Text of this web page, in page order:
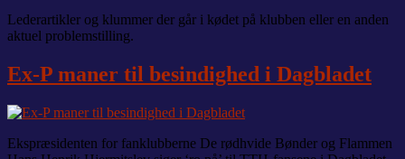
Lederartikler og klummer der går i kødet på klubben eller en anden
aktuel problemstilling.
Ex-P maner til besindighed i Dagbladet
Ekspræsidenten for fanklubberne De rødhvide Bønder og Flammen